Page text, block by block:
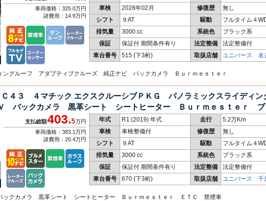
車検
2028年02月 修復歴
無し
シフト
９AT 駆動
フルタイム４
排気量
3000 cc 系統色
ブラック系
保証
保証付 期間条件有り 法定整備
法定整備付
車台番号
515 (下3桁) 取扱店舗 ユニバース 名
車両価格：325.0万円
諸費用：14.9万円
ングルーフ アダプティブクルーズ 純正ナビ バックカメラ Ｂｕｒｍｅｓｔｅｒ
Ｃ４３ ４マチック エクスクルーシブＰＫＧ パノラミックスライディ
バックカメラ 黒革シート シートヒーター Ｂｕｒｍｅｓｔｅｒ ブ
煙
年式 R1 (2019) 年式 走行
5.2万Km
車検
車検整備付 修復歴
無し
シフト
９AT 駆動
フルタイム４
排気量
3000 cc 系統色
ブラック系
保証
保証付 期間条件有り 法定整備
法定整備付
車台番号
670 (下3桁) 取扱店舗 ユニバース 千
支払総額403.5万円
車両価格：383.1万円
諸費用：20.4万円
ックカメラ 黒革シート シートヒーター Ｂｕｒｍｅｓｔｅｒ ＥＴＣ 禁煙車